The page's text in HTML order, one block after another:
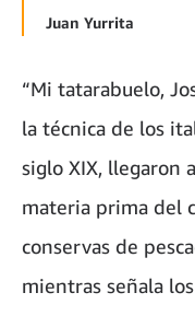
Juan Yurrita
“Mi tatarabuelo,
la técnica de los
siglo XIX, llegaron
materia prima del
conservas de
mientras señala